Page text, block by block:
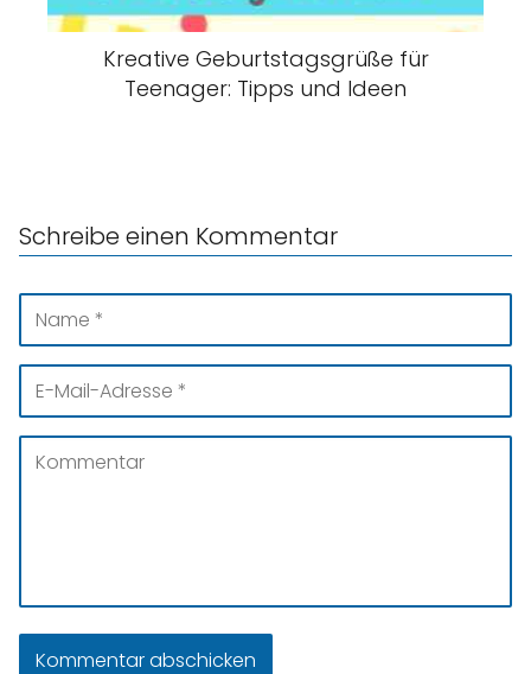
Kreative Geburtstagsgrüße für
Teenager: Tipps und Ideen
Schreibe einen Kommentar